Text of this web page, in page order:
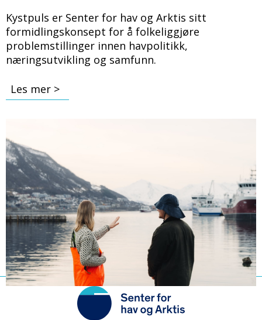
Kystpuls er Senter for hav og Arktis sitt
formidlingskonsept for å folkeliggjøre
problemstillinger innen havpolitikk,
næringsutvikling og samfunn.
Les mer >
Bilde